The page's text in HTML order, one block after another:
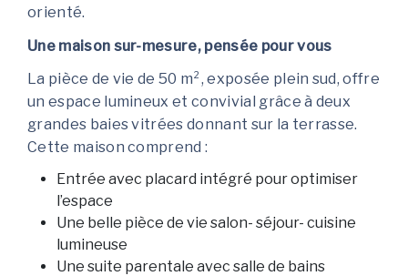
orienté.
Une maison sur-mesure, pensée pour vous
La pièce de vie de 50 m², exposée plein sud, offre
un espace lumineux et convivial grâce à deux
grandes baies vitrées donnant sur la terrasse.
Cette maison comprend :
Entrée avec placard intégré pour optimiser
l’espace
Une belle pièce de vie salon- séjour- cuisine
lumineuse
Une suite parentale avec salle de bains